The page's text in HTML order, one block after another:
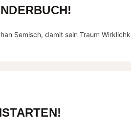
Semisch, damit sein Traum